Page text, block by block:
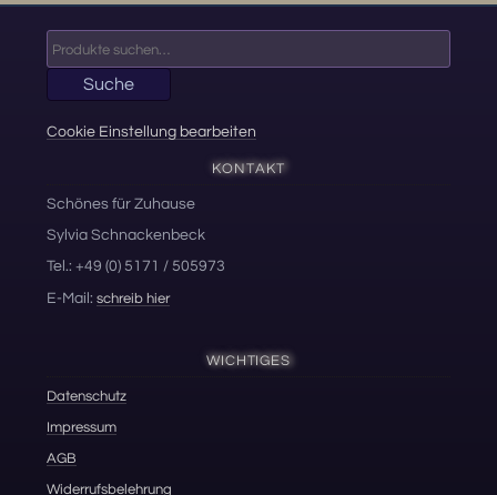
nach:
Suche
Cookie Einstellung bearbeiten
KONTAKT
Schönes für Zuhause
Sylvia Schnackenbeck
Tel.: +49 (0) 5171 / 505973
E-Mail:schreib hier
WICHTIGES
Datenschutz
Impressum
AGB
Widerrufsbelehrung